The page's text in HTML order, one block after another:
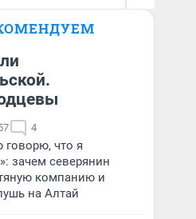
Кузнецов
4
говорю, что я
зачем северянин
компанию и
на Алтай